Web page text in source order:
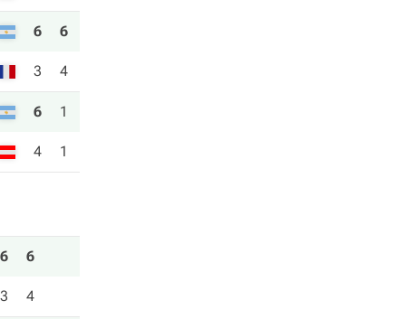
6 6
3 4
6 1
4 1
6 6
3 4